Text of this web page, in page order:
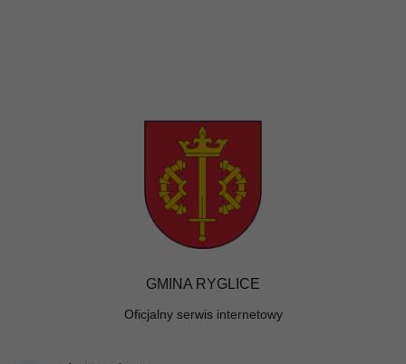
GMINA RYGLICE
Oficjalny serwis internetowy